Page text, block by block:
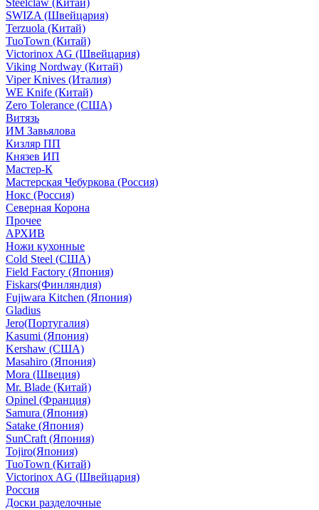
Steelclaw (Китай)
SWIZA (Швейцария)
Terzuola (Китай)
TuoTown (Китай)
Victorinox AG (Швейцария)
Viking Nordway (Китай)
Viper Knives (Италия)
WE Knife (Китай)
Zero Tolerance (США)
Витязь
ИМ Завьялова
Кизляр ПП
Князев ИП
Мастер-К
Мастерская Чебуркова (Россия)
Нокс (Россия)
Северная Корона
Прочее
АРХИВ
Ножи кухонные
Cold Steel (США)
Field Factory (Япония)
Fiskars(Финляндия)
Fujiwara Kitchen (Япония)
Gladius
Jero(Португалия)
Kasumi (Япония)
Kershaw (США)
Masahiro (Япония)
Mora (Швеция)
Mr. Blade (Китай)
Opinel (Франция)
Samura (Япония)
Satake (Япония)
SunCraft (Япония)
Tojiro(Япония)
TuoTown (Китай)
Victorinox AG (Швейцария)
Россия
Доски разделочные